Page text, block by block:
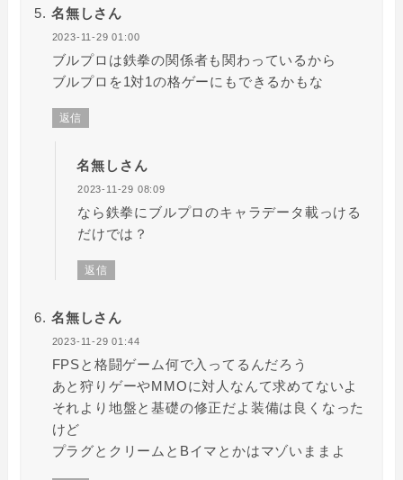
名無しさん
2023-11-29 01:00
ブルプロは鉄拳の関係者も関わっているから
ブルプロを1対1の格ゲーにもできるかもな
返信
名無しさん
2023-11-29 08:09
なら鉄拳にブルプロのキャラデータ載っける
だけでは？
返信
名無しさん
2023-11-29 01:44
FPSと格闘ゲーム何で入ってるんだろう
あと狩りゲーやMMOに対人なんて求めてないよ
それより地盤と基礎の修正だよ装備は良くなった
けど
プラグとクリームとBイマとかはマゾいままよ